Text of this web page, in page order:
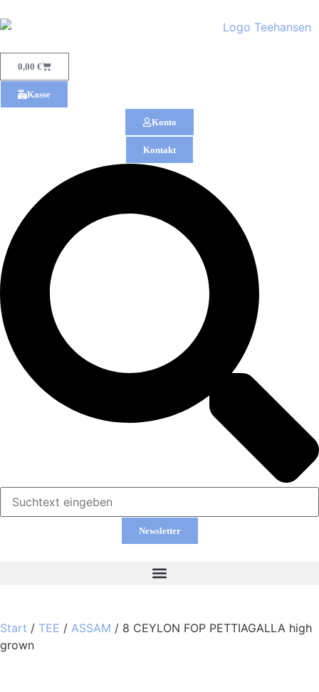
0,00 €
Kasse
Konto
Kontakt
Newsletter
Start / TEE / ASSAM / 8 CEYLON FOP PETTIAGALLA high
grown